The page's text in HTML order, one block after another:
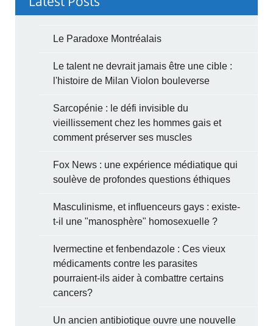
Le Paradoxe Montréalais
Le talent ne devrait jamais être une cible :
l'histoire de Milan Violon bouleverse
Sarcopénie : le défi invisible du
vieillissement chez les hommes gais et
comment préserver ses muscles
Fox News : une expérience médiatique qui
soulève de profondes questions éthiques
Masculinisme, et influenceurs gays : existe-
t-il une "manosphère" homosexuelle ?
Ivermectine et fenbendazole : Ces vieux
médicaments contre les parasites
pourraient-ils aider à combattre certains
cancers?
Un ancien antibiotique ouvre une nouvelle